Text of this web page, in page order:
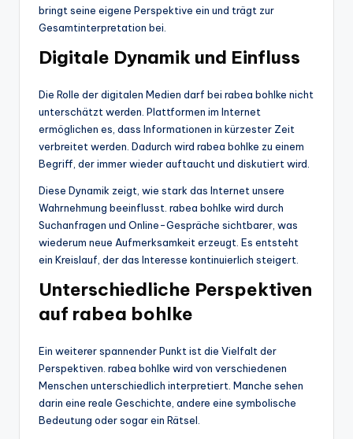
bringt seine eigene Perspektive ein und trägt zur
Gesamtinterpretation bei.
Digitale Dynamik und Einfluss
Die Rolle der digitalen Medien darf bei rabea bohlke nicht
unterschätzt werden. Plattformen im Internet
ermöglichen es, dass Informationen in kürzester Zeit
verbreitet werden. Dadurch wird rabea bohlke zu einem
Begriff, der immer wieder auftaucht und diskutiert wird.
Diese Dynamik zeigt, wie stark das Internet unsere
Wahrnehmung beeinflusst. rabea bohlke wird durch
Suchanfragen und Online-Gespräche sichtbarer, was
wiederum neue Aufmerksamkeit erzeugt. Es entsteht
ein Kreislauf, der das Interesse kontinuierlich steigert.
Unterschiedliche Perspektiven
auf rabea bohlke
Ein weiterer spannender Punkt ist die Vielfalt der
Perspektiven. rabea bohlke wird von verschiedenen
Menschen unterschiedlich interpretiert. Manche sehen
darin eine reale Geschichte, andere eine symbolische
Bedeutung oder sogar ein Rätsel.